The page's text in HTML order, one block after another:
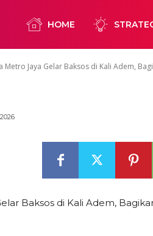
HOME
Jaya Gelar Baksos di Kali Adem,
Baksos di Kali Adem,